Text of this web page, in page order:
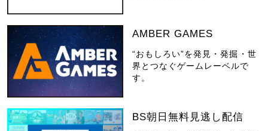
AMBER GAMES
“おもしろい”を発見・発掘・世
界とつなぐゲームレーベルで
す。
BS朝日無料見逃し配信